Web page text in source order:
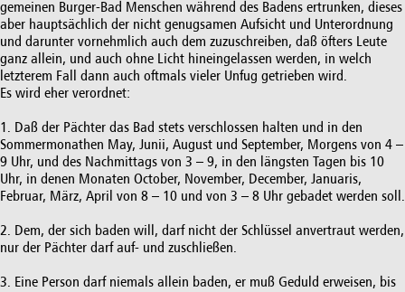
gemeinen Burger-Bad Menschen während des Badens ertrunken, dieses
aber hauptsächlich der nicht genugsamen Aufsicht und Unterordnung
und darunter vornehmlich auch dem zuzuschreiben, daß öfters Leute
ganz allein, und auch ohne Licht hineingelassen werden, in welch
letzterem Fall dann auch oftmals vieler Unfug getrieben wird.
Es wird eher verordnet:
1. Daß der Pächter das Bad stets verschlossen halten und in den
Sommermonathen May, Junii, August und September, Morgens von 4 –
9 Uhr, und des Nachmittags von 3 – 9, in den längsten Tagen bis 10
Uhr, in denen Monaten October, November, December, Januaris,
Februar, März, April von 8 – 10 und von 3 – 8 Uhr gebadet werden soll.
2. Dem, der sich baden will, darf nicht der Schlüssel anvertraut werden,
nur der Pächter darf auf- und zuschließen.
3. Eine Person darf niemals allein baden, er muß Geduld erweisen, bis